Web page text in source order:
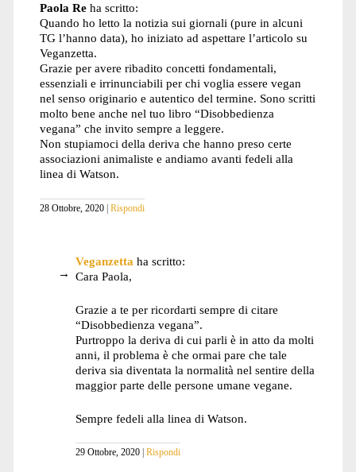
Paola Re ha scritto:
Quando ho letto la notizia sui giornali (pure in alcuni
TG l’hanno data), ho iniziato ad aspettare l’articolo su
Veganzetta.
Grazie per avere ribadito concetti fondamentali,
essenziali e irrinunciabili per chi voglia essere vegan
nel senso originario e autentico del termine. Sono scritti
molto bene anche nel tuo libro “Disobbedienza
vegana” che invito sempre a leggere.
Non stupiamoci della deriva che hanno preso certe
associazioni animaliste e andiamo avanti fedeli alla
linea di Watson.
28 Ottobre, 2020 Rispondi
Veganzetta ha scritto:
Cara Paola,
Grazie a te per ricordarti sempre di citare
“Disobbedienza vegana”.
Purtroppo la deriva di cui parli è in atto da molti
anni, il problema è che ormai pare che tale
deriva sia diventata la normalità nel sentire della
maggior parte delle persone umane vegane.
Sempre fedeli alla linea di Watson.
29 Ottobre, 2020 Rispondi